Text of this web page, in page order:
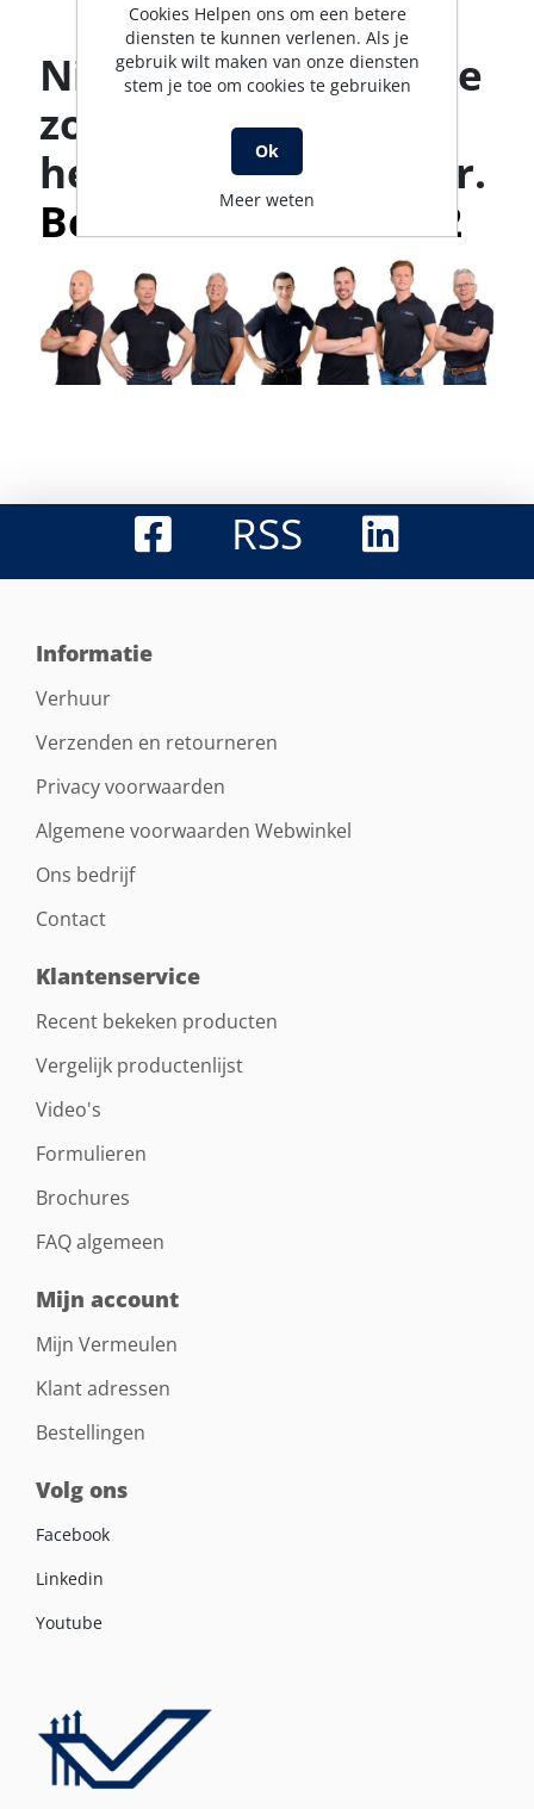
Niet gevonden wat je
zoekt? Ons team
helpt je graag verder.
Bel met 0316-523142
RSS
Informatie
Verhuur
Verzenden en retourneren
Privacy voorwaarden
Algemene voorwaarden Webwinkel
Ons bedrijf
Contact
Klantenservice
Recent bekeken producten
Vergelijk productenlijst
Video's
Formulieren
Brochures
FAQ algemeen
Mijn account
Mijn Vermeulen
Klant adressen
Bestellingen
Volg ons
Facebook
Linkedin
Youtube
Cookies Helpen ons om een betere
diensten te kunnen verlenen. Als je
gebruik wilt maken van onze diensten
stem je toe om cookies te gebruiken
Ok
Meer weten